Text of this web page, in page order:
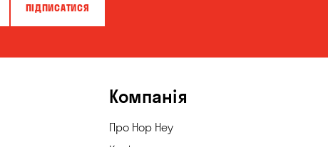
ПІДПИСАТИСЯ
Компанія
Про Hop Hey